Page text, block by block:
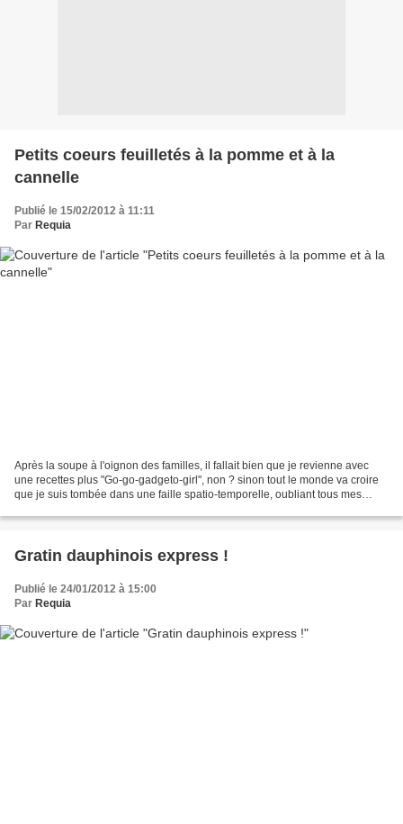
Petits coeurs feuilletés à la pomme et à la
cannelle
Publié le 15/02/2012 à 11:11
Par Requia
Après la soupe à l'oignon des familles, il fallait bien que je revienne avec
une recettes plus "Go-go-gadgeto-girl", non ? sinon tout le monde va croire
que je suis tombée dans une faille spatio-temporelle, oubliant tous mes
Gratin dauphinois express !
Publié le 24/01/2012 à 15:00
Par Requia